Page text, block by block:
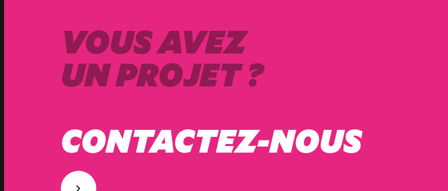
VOUS AVEZ
UN PROJET ?
CONTACTEZ-NOUS